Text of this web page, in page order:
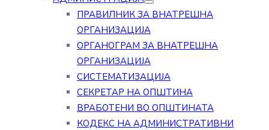
ПРАВИЛНИК ЗА ВНАТРЕШНА
ОРГАНИЗАЦИЈА
ОРГАНОГРАМ ЗА ВНАТРЕШНА
ОРГАНИЗАЦИЈА
СИСТЕМАТИЗАЦИЈА
СЕКРЕТАР НА ОПШТИНА
ВРАБОТЕНИ ВО ОПШТИНАТА
КОДЕКС НА АДМИНИСТРАТИВНИ